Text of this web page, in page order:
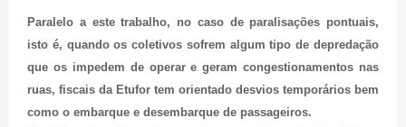
Paralelo a este trabalho, no caso de paralisações pontuais,
isto é, quando os coletivos sofrem algum tipo de depredação
que os impedem de operar e geram congestionamentos nas
ruas, fiscais da Etufor tem orientado desvios temporários bem
como o embarque e desembarque de passageiros.